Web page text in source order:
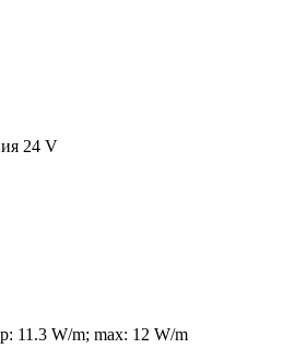
24 V
11.3 W/m; max: 12 W/m